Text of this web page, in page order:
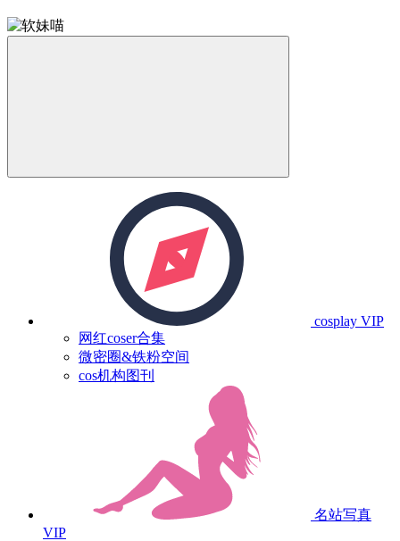
cosplay VIP
网红coser合集
微密圈&铁粉空间
cos机构图刊
名站写真
VIP